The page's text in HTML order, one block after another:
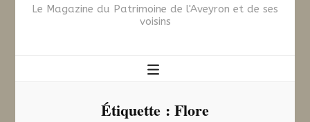
Le Magazine du Patrimoine de l'Aveyron et de ses
voisins
Étiquette : Flore